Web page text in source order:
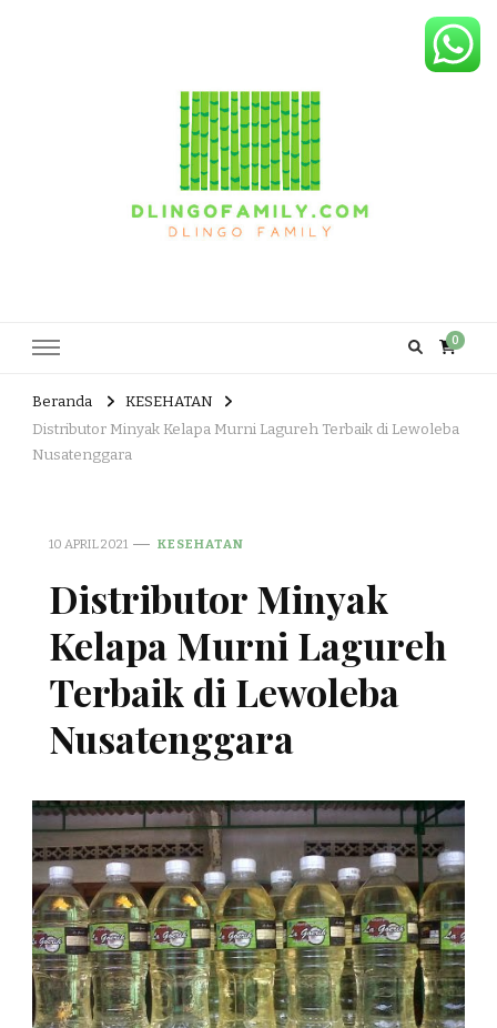
0
Beranda
KESEHATAN
Distributor Minyak Kelapa Murni Lagureh Terbaik di Lewoleba
Nusatenggara
10 APRIL 2021 KESEHATAN
Distributor Minyak
Kelapa Murni Lagureh
Terbaik di Lewoleba
Nusatenggara